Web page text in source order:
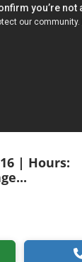
| Hours: